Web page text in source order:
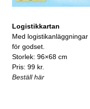
Logistikkartan
Med
för godset.
Storlek: 96×68 cm
Pris: 99 kr.
Beställ här